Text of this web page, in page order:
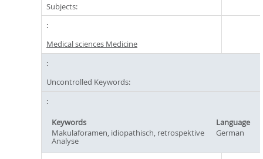
Subjects:
Medical sciences Medicine
Uncontrolled Keywords:
Keywords
Language
Makulaforamen, idiopathisch, retrospektive
Analyse
German